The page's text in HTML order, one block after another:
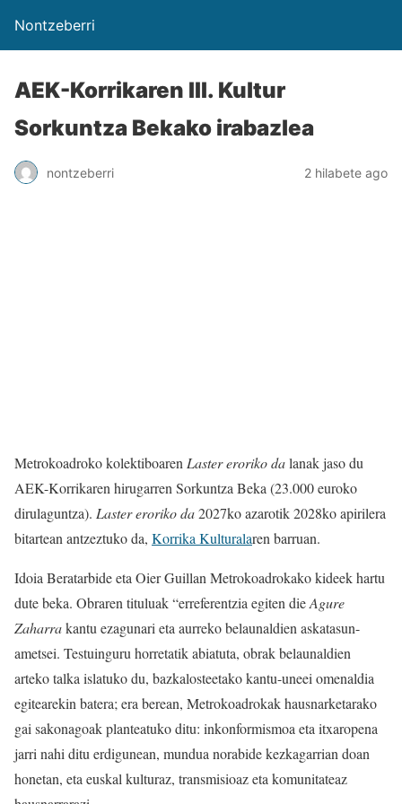
Nontzeberri
AEK-Korrikaren III. Kultur
Sorkuntza Bekako irabazlea
nontzeberri 2 hilabete ago
Metrokoadroko kolektiboarenLaster eroriko dalanak jaso du
AEK-Korrikaren hirugarren Sorkuntza Beka (23.000 euroko
dirulaguntza). Laster eroriko da2027ko azarotik 2028ko apirilera
bitartean antzeztuko da, Korrika Kulturalaren barruan.
Idoia Beratarbide eta Oier Guillan Metrokoadrokako kideek hartu
dute beka. Obraren tituluak “erreferentzia egiten dieAgure
Zaharrakantu ezagunari eta aurreko belaunaldien askatasun-
ametsei. Testuinguru horretatik abiatuta, obrak belaunaldien
arteko talka islatuko du, bazkalosteetako kantu-uneei omenaldia
egitearekin batera; era berean, Metrokoadrokak hausnarketarako
gai sakonagoak planteatuko ditu: inkonformismoa eta itxaropena
jarri nahi ditu erdigunean, mundua norabide kezkagarrian doan
honetan, eta euskal kulturaz, transmisioaz eta komunitateaz